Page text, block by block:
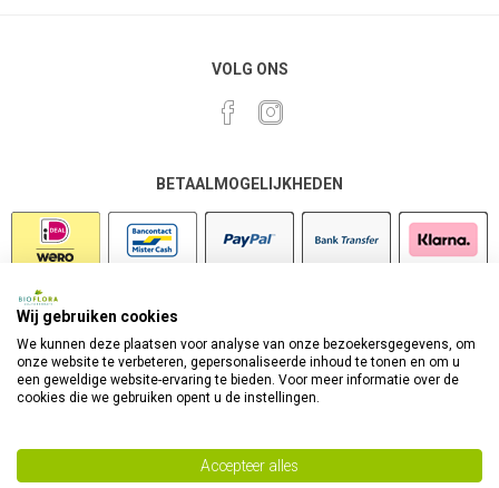
VOLG ONS
BETAALMOGELIJKHEDEN
Wij gebruiken cookies
We kunnen deze plaatsen voor analyse van onze bezoekersgegevens, om
onze website te verbeteren, gepersonaliseerde inhoud te tonen en om u
een geweldige website-ervaring te bieden. Voor meer informatie over de
cookies die we gebruiken opent u de instellingen.
Accepteer alles